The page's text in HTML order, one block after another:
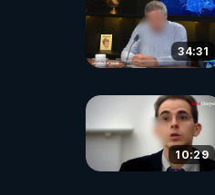
34:31
10:29